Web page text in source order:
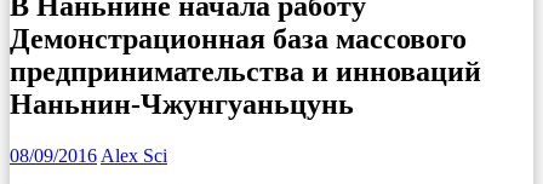
Демонстрационная база массового
предпринимательства и инноваций
Наньнин-Чжунгуаньцунь
08/09/2016 Alex Sci